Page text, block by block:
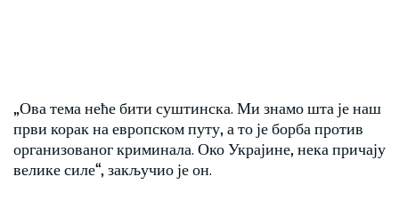
„Ова тема неће бити суштинска. Ми знамо шта је наш
први корак на европском путу, а то је борба против
организованог криминала. Око Украјине, нека причају
велике силе“, закључио је он.